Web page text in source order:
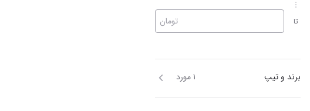
تا تومان
برند و تیپ ۱ مورد